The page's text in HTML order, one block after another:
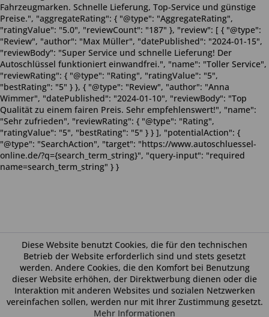
Diese Website benutzt Cookies, die für den technischen
Betrieb der Website erforderlich sind und stets gesetzt
werden. Andere Cookies, die den Komfort bei Benutzung
dieser Website erhöhen, der Direktwerbung dienen oder die
Interaktion mit anderen Websites und sozialen Netzwerken
vereinfachen sollen, werden nur mit Ihrer Zustimmung gesetzt.
Mehr Informationen
Fahrzeugmarken. Schnelle Lieferung, Top-Service und günstige
Preise.", "aggregateRating": { "@type": "AggregateRating",
"ratingValue": "5.0", "reviewCount": "187" }, "review": [ { "@type":
"Review", "author": "Max Müller", "datePublished": "2024-01-15",
"reviewBody": "Super Service und schnelle Lieferung! Der
Autoschlüssel funktioniert einwandfrei.", "name": "Toller Service",
"reviewRating": { "@type": "Rating", "ratingValue": "5",
"bestRating": "5" } }, { "@type": "Review", "author": "Anna
Wimmer", "datePublished": "2024-01-10", "reviewBody": "Top
Qualität zu einem fairen Preis. Sehr empfehlenswert!", "name":
"Sehr zufrieden", "reviewRating": { "@type": "Rating",
"ratingValue": "5", "bestRating": "5" } } ], "potentialAction": {
"@type": "SearchAction", "target": "https://www.autoschluessel-
online.de/?q={search_term_string}", "query-input": "required
name=search_term_string" } }